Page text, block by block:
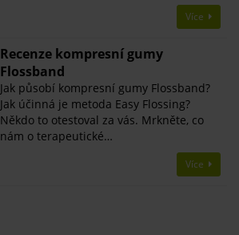
Více
Recenze kompresní gumy
Flossband
Jak působí kompresní gumy Flossband?
Jak účinná je metoda Easy Flossing?
Někdo to otestoval za vás. Mrkněte, co
nám o terapeutické…
Více